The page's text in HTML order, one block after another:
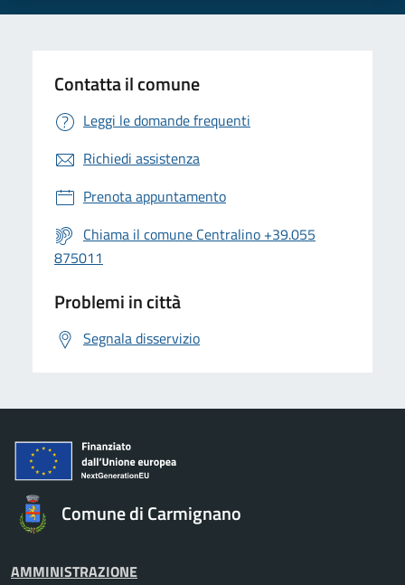
Contatta il comune
Leggi le domande frequenti
Richiedi assistenza
Prenota appuntamento
Chiama il comune Centralino +39.055
875011
Problemi in città
Segnala disservizio
Comune di Carmignano
AMMINISTRAZIONE